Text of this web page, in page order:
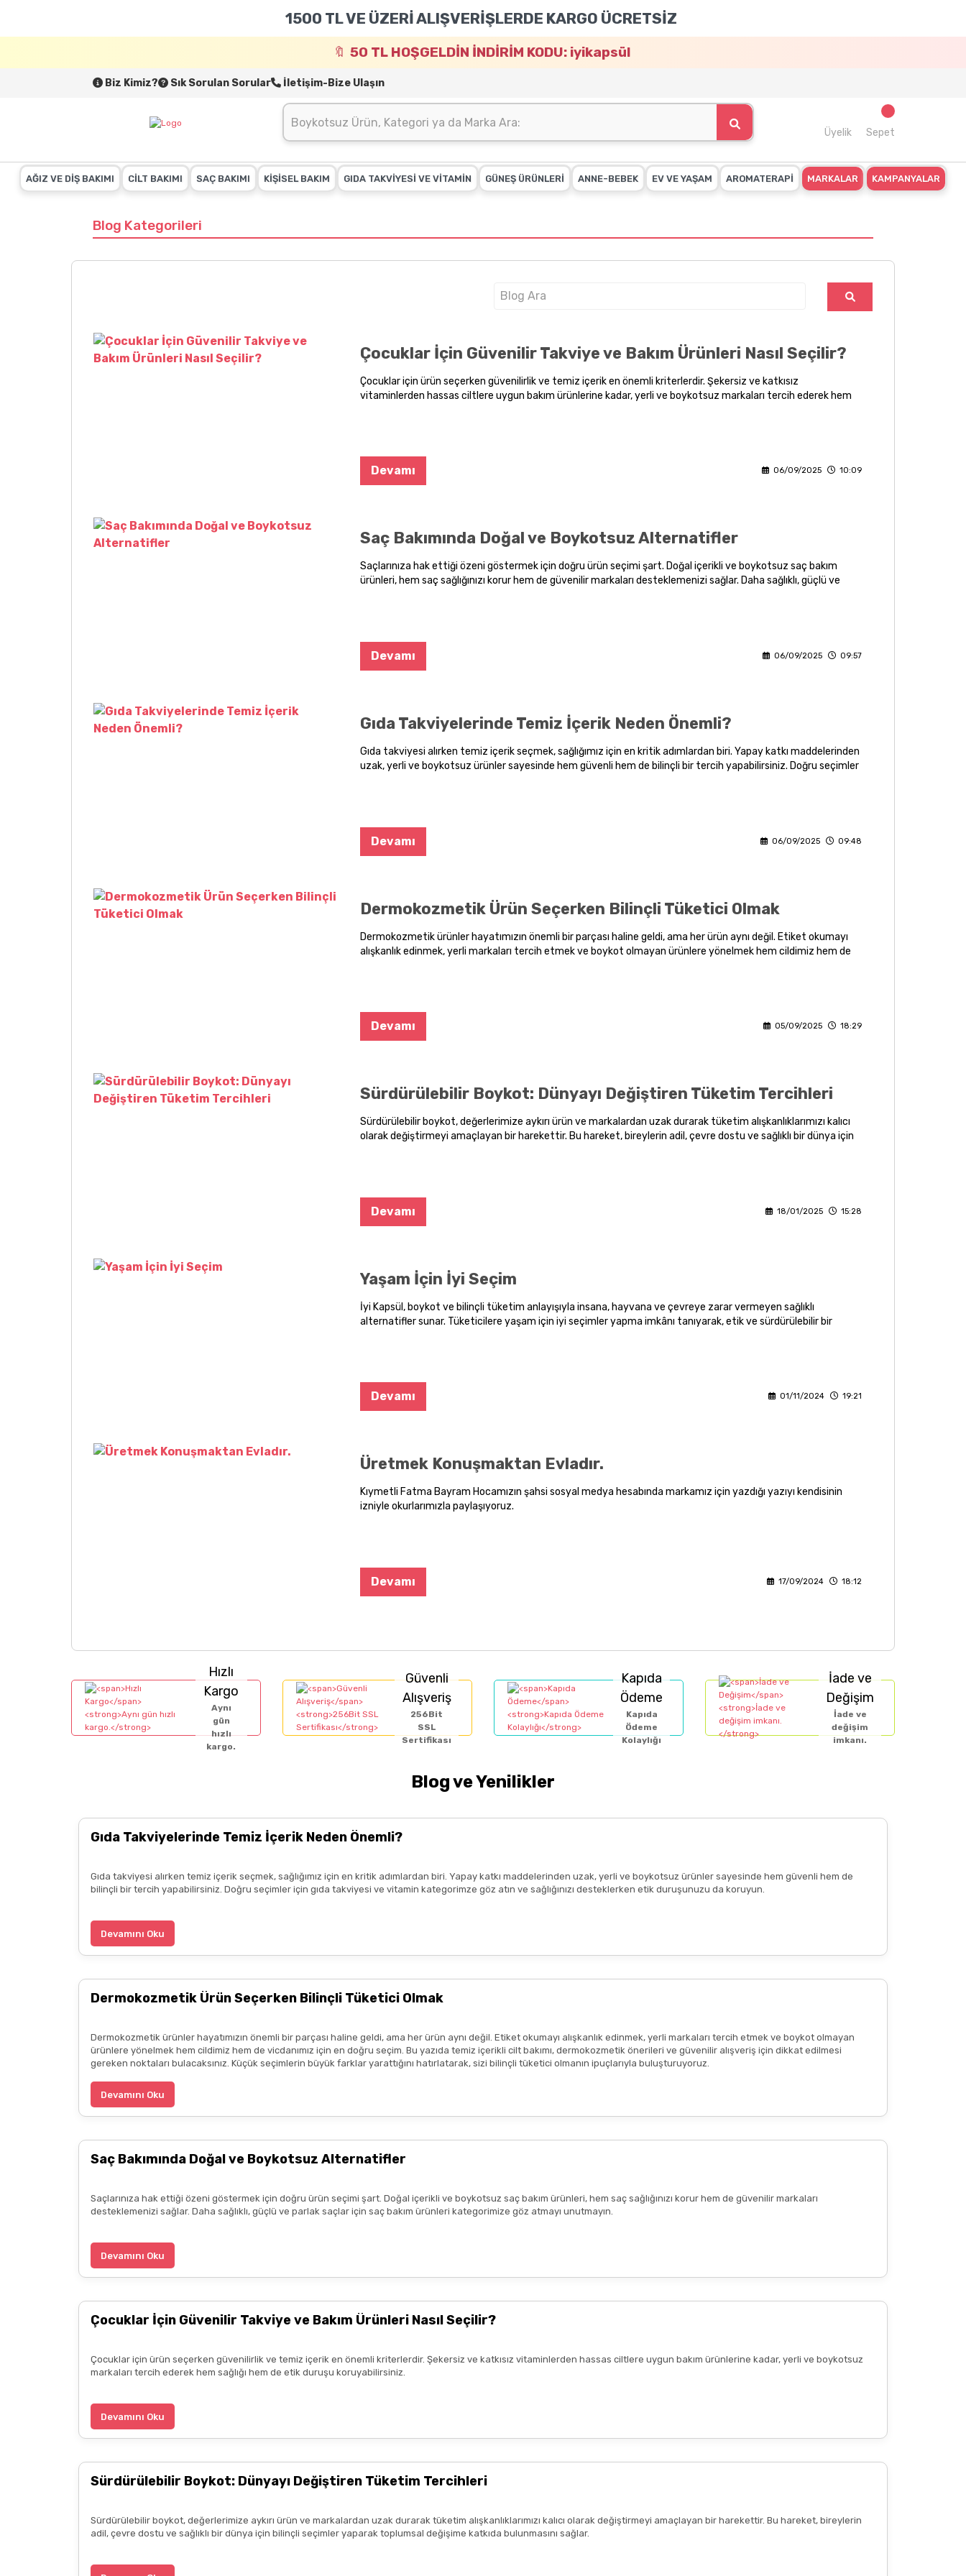
1500 TL VE ÜZERİ ALIŞVERİŞLERDE KARGO ÜCRETSİZ
50 TL HOŞGELDİN İNDİRİM KODU: iyikapsül
Biz Kimiz? Sık Sorulan Sorular İletişim-Bize Ulaşın
Üyelik Sepet
AĞIZ VE DİŞ BAKIMI CİLT BAKIMI SAÇ BAKIMI KİŞİSEL BAKIM GIDA TAKVİYESİ VE VİTAMİN GÜNEŞ ÜRÜNLERİ ANNE-BEBEK EV VE YAŞAM AROMATERAPİ MARKALAR KAMPANYALAR
Blog Kategorileri
Çocuklar İçin Güvenilir Takviye ve Bakım Ürünleri Nasıl Seçilir?
Çocuklar için ürün seçerken güvenilirlik ve temiz içerik en önemli kriterlerdir. Şekersiz ve katkısız
vitaminlerden hassas ciltlere uygun bakım ürünlerine kadar, yerli ve boykotsuz markaları tercih ederek hem
Devamı 06/09/2025 10:09
Saç Bakımında Doğal ve Boykotsuz Alternatifler
Saçlarınıza hak ettiği özeni göstermek için doğru ürün seçimi şart. Doğal içerikli ve boykotsuz saç bakım
ürünleri, hem saç sağlığınızı korur hem de güvenilir markaları desteklemenizi sağlar. Daha sağlıklı, güçlü ve
Devamı 06/09/2025 09:57
Gıda Takviyelerinde Temiz İçerik Neden Önemli?
Gıda takviyesi alırken temiz içerik seçmek, sağlığımız için en kritik adımlardan biri. Yapay katkı maddelerinden
uzak, yerli ve boykotsuz ürünler sayesinde hem güvenli hem de bilinçli bir tercih yapabilirsiniz. Doğru seçimler
Devamı 06/09/2025 09:48
Dermokozmetik Ürün Seçerken Bilinçli Tüketici Olmak
Dermokozmetik ürünler hayatımızın önemli bir parçası haline geldi, ama her ürün aynı değil. Etiket okumayı
alışkanlık edinmek, yerli markaları tercih etmek ve boykot olmayan ürünlere yönelmek hem cildimiz hem de
Devamı 05/09/2025 18:29
Sürdürülebilir Boykot: Dünyayı Değiştiren Tüketim Tercihleri
Sürdürülebilir boykot, değerlerimize aykırı ürün ve markalardan uzak durarak tüketim alışkanlıklarımızı kalıcı
olarak değiştirmeyi amaçlayan bir harekettir. Bu hareket, bireylerin adil, çevre dostu ve sağlıklı bir dünya için
Devamı 18/01/2025 15:28
Yaşam İçin İyi Seçim
İyi Kapsül, boykot ve bilinçli tüketim anlayışıyla insana, hayvana ve çevreye zarar vermeyen sağlıklı
alternatifler sunar. Tüketicilere yaşam için iyi seçimler yapma imkânı tanıyarak, etik ve sürdürülebilir bir
Devamı 01/11/2024 19:21
Üretmek Konuşmaktan Evladır.
Kıymetli Fatma Bayram Hocamızın şahsi sosyal medya hesabında markamız için yazdığı yazıyı kendisinin
izniyle okurlarımızla paylaşıyoruz.
Devamı 17/09/2024 18:12
Hızlı
Kargo
Aynı
gün
hızlı
kargo.
Güvenli
Alışveriş
256Bit
SSL
Sertifikası
Kapıda
Ödeme
Kapıda
Ödeme
Kolaylığı
İade ve
Değişim
İade ve
değişim
imkanı.
Blog ve Yenilikler
Gıda Takviyelerinde Temiz İçerik Neden Önemli?
Gıda takviyesi alırken temiz içerik seçmek, sağlığımız için en kritik adımlardan biri. Yapay katkı maddelerinden uzak, yerli ve boykotsuz ürünler sayesinde hem güvenli hem de
bilinçli bir tercih yapabilirsiniz. Doğru seçimler için gıda takviyesi ve vitamin kategorimze göz atın ve sağlığınızı desteklerken etik duruşunuzu da koruyun.
Devamını Oku
Dermokozmetik Ürün Seçerken Bilinçli Tüketici Olmak
Dermokozmetik ürünler hayatımızın önemli bir parçası haline geldi, ama her ürün aynı değil. Etiket okumayı alışkanlık edinmek, yerli markaları tercih etmek ve boykot olmayan
ürünlere yönelmek hem cildimiz hem de vicdanımız için en doğru seçim. Bu yazıda temiz içerikli cilt bakımı, dermokozmetik önerileri ve güvenilir alışveriş için dikkat edilmesi
gereken noktaları bulacaksınız. Küçük seçimlerin büyük farklar yarattığını hatırlatarak, sizi bilinçli tüketici olmanın ipuçlarıyla buluşturuyoruz.
Devamını Oku
Saç Bakımında Doğal ve Boykotsuz Alternatifler
Saçlarınıza hak ettiği özeni göstermek için doğru ürün seçimi şart. Doğal içerikli ve boykotsuz saç bakım ürünleri, hem saç sağlığınızı korur hem de güvenilir markaları
desteklemenizi sağlar. Daha sağlıklı, güçlü ve parlak saçlar için saç bakım ürünleri kategorimize göz atmayı unutmayın.
Devamını Oku
Çocuklar İçin Güvenilir Takviye ve Bakım Ürünleri Nasıl Seçilir?
Çocuklar için ürün seçerken güvenilirlik ve temiz içerik en önemli kriterlerdir. Şekersiz ve katkısız vitaminlerden hassas ciltlere uygun bakım ürünlerine kadar, yerli ve boykotsuz
markaları tercih ederek hem sağlığı hem de etik duruşu koruyabilirsiniz.
Devamını Oku
Sürdürülebilir Boykot: Dünyayı Değiştiren Tüketim Tercihleri
Sürdürülebilir boykot, değerlerimize aykırı ürün ve markalardan uzak durarak tüketim alışkanlıklarımızı kalıcı olarak değiştirmeyi amaçlayan bir harekettir. Bu hareket, bireylerin
adil, çevre dostu ve sağlıklı bir dünya için bilinçli seçimler yaparak toplumsal değişime katkıda bulunmasını sağlar.